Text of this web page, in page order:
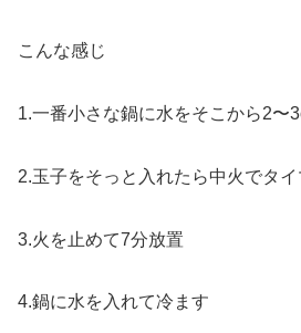
こんな感じ
1.一番小さな鍋に水をそこから2〜
2.玉子をそっと入れたら中火でタ
3.火を止めて7分放置
4.鍋に水を入れて冷ます